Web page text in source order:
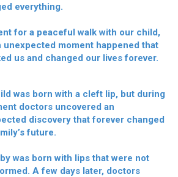
everything.
for a peaceful walk with our child,
unexpected moment happened that
us and changed our lives forever.
was born with a cleft lip, but during
doctors uncovered an
discovery that forever changed
future.
was born with lips that were not
A few days later, doctors